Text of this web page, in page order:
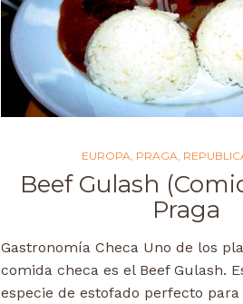
EUROPA, PRAGA,
Beef Gulash
Praga
Gastronomía Checa Uno de los
comida checa es el Beef Gulash.
especie de estofado perfecto